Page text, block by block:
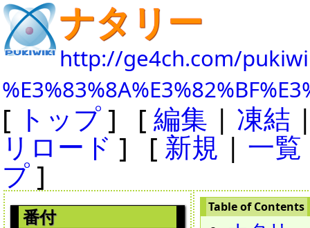
ナタリー
http://ge4ch.com/
[ トップ ] [編集 | 凍結
リロード ] [ 新規| 一覧
プ ]
番付